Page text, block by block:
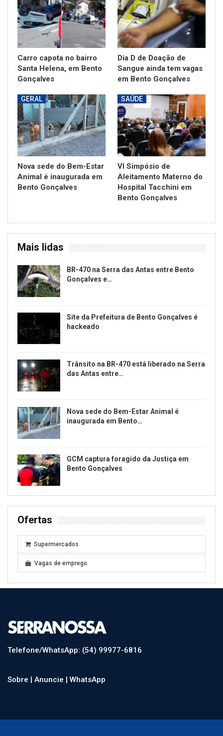
Carro capota no bairro
Santa Helena, em Bento
Gonçalves
Dia D de Doação de
Sangue ainda tem vagas
em Bento Gonçalves
GERAL
Nova sede do Bem-Estar
Animal é inaugurada em
Bento Gonçalves
SAÚDE
VI Simpósio de
Aleitamento Materno do
Hospital Tacchini em
Bento Gonçalves
Mais lidas
BR-470 na Serra das Antas entre Bento
Gonçalves e…
Site da Prefeitura de Bento Gonçalves é
hackeado
Trânsito na BR-470 está liberado na Serra
das Antas entre…
Nova sede do Bem-Estar Animal é
inaugurada em Bento…
GCM captura foragido da Justiça em
Bento Gonçalves
Ofertas
Supermercados
Vagas de emprego
Telefone/WhatsApp: (54) 99977-6816
Sobre | Anuncie | WhatsApp